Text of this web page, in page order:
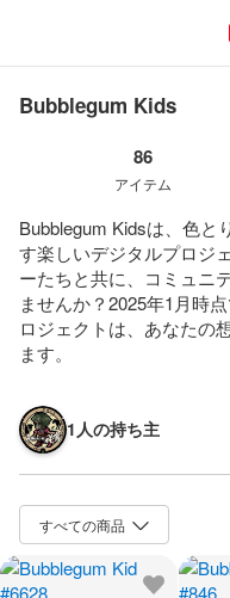
Bubblegum Kids
86
アイテム
Bubblegum Kidsは、色と
す楽しいデジタルプロジ
ーたちと共に、コミュニ
ませんか？2025年1月時
ロジェクトは、あなたの
ます。
1人の持ち主